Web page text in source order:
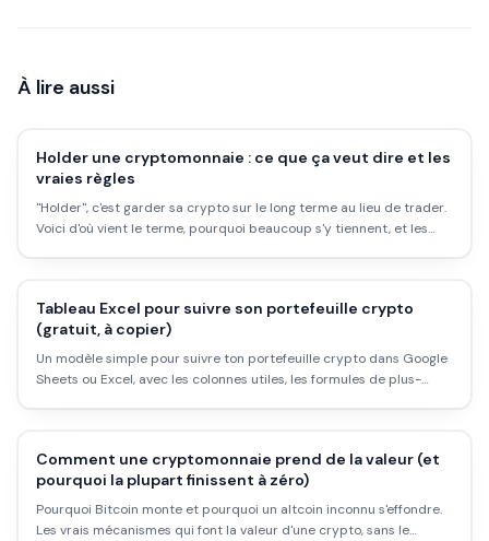
À lire aussi
Holder une cryptomonnaie : ce que ça veut dire et les
vraies règles
"Holder", c'est garder sa crypto sur le long terme au lieu de trader.
Voici d'où vient le terme, pourquoi beaucoup s'y tiennent, et les
Tableau Excel pour suivre son portefeuille crypto
(gratuit, à copier)
Un modèle simple pour suivre ton portefeuille crypto dans Google
Sheets ou Excel, avec les colonnes utiles, les formules de plus-
Comment une cryptomonnaie prend de la valeur (et
pourquoi la plupart finissent à zéro)
Pourquoi Bitcoin monte et pourquoi un altcoin inconnu s'effondre.
Les vrais mécanismes qui font la valeur d'une crypto, sans le